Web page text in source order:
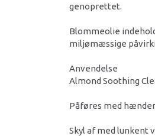
genoprettet.
Blommeolie
miljømæssige
Anvendelse
Almond Soothing
Påføres med
Skyl af med lunkent